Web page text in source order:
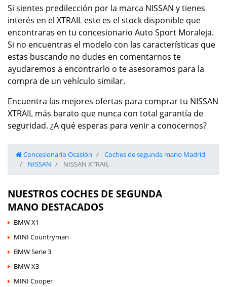
Si sientes predilección por la marca NISSAN y tienes
interés en el XTRAIL este es el stock disponible que
encontraras en tu concesionario Auto Sport Moraleja.
Si no encuentras el modelo con las características que
estas buscando no dudes en comentarnos te
ayudaremos a encontrarlo o te asesoramos para la
compra de un vehículo similar.
Encuentra las mejores ofertas para comprar tu NISSAN
XTRAIL más barato que nunca con total garantía de
seguridad. ¿A qué esperas para venir a conocernos?
Concesionario Ocasión
Coches de segunda mano Madrid
NISSAN
NISSAN XTRAIL
NUESTROS COCHES DE SEGUNDA
MANO DESTACADOS
BMW X1
MINI Countryman
BMW Serie 3
BMW X3
MINI Cooper